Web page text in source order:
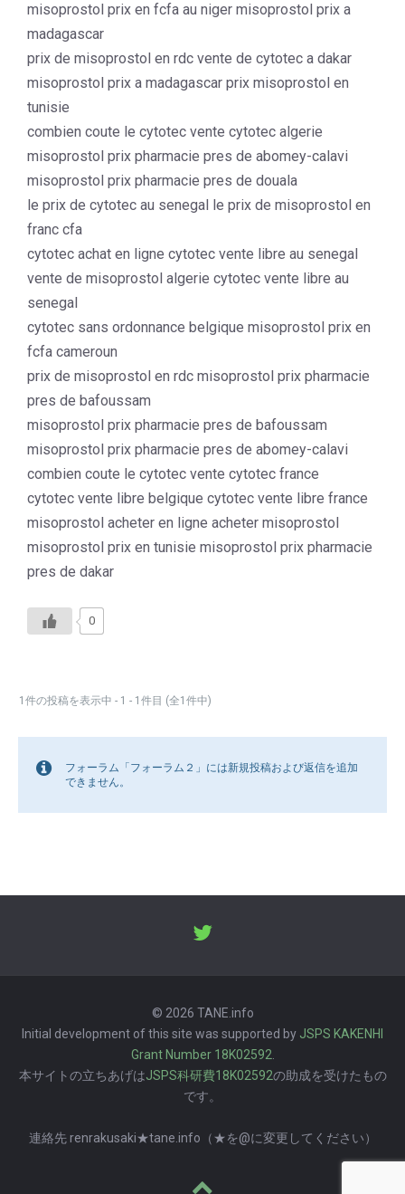
misoprostol prix en fcfa au niger misoprostol prix a
madagascar
prix de misoprostol en rdc vente de cytotec a dakar
misoprostol prix a madagascar prix misoprostol en
tunisie
combien coute le cytotec vente cytotec algerie
misoprostol prix pharmacie pres de abomey-calavi
misoprostol prix pharmacie pres de douala
le prix de cytotec au senegal le prix de misoprostol en
franc cfa
cytotec achat en ligne cytotec vente libre au senegal
vente de misoprostol algerie cytotec vente libre au
senegal
cytotec sans ordonnance belgique misoprostol prix en
fcfa cameroun
prix de misoprostol en rdc misoprostol prix pharmacie
pres de bafoussam
misoprostol prix pharmacie pres de bafoussam
misoprostol prix pharmacie pres de abomey-calavi
combien coute le cytotec vente cytotec france
cytotec vente libre belgique cytotec vente libre france
misoprostol acheter en ligne acheter misoprostol
misoprostol prix en tunisie misoprostol prix pharmacie
pres de dakar
0
1件の投稿を表示中 - 1 - 1件目 (全1件中)
フォーラム「フォーラム２」には新規投稿および返信を追加
できません。
© 2026 TANE.info
Initial development of this site was supported by JSPS KAKENHI
Grant Number 18K02592
本サイトの立ちあげはJSPS科研費18K02592の助成を受けたもの
です。
連絡先 renrakusaki★tane.info（★を@に変更してください）